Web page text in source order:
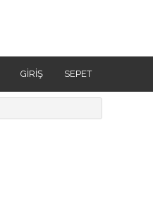
GIRIŞ SEPET